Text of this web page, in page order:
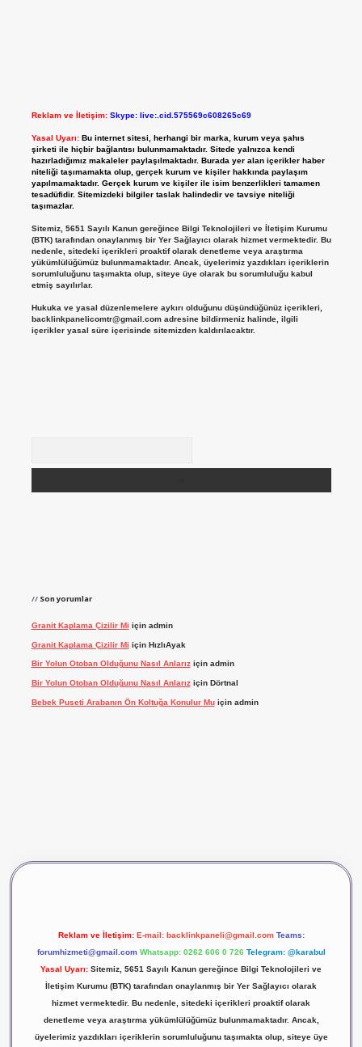
Reklam ve İletişim: Skype: live:.cid.575569c608265c69
Yasal Uyarı: Bu internet sitesi, herhangi bir marka, kurum veya şahıs
şirketi ile hiçbir bağlantısı bulunmamaktadır. Sitede yalnızca kendi
hazırladığımız makaleler paylaşılmaktadır. Burada yer alan içerikler haber
niteliği taşımamakta olup, gerçek kurum ve kişiler hakkında paylaşım
yapılmamaktadır. Gerçek kurum ve kişiler ile isim benzerlikleri tamamen
tesadüfidir. Sitemizdeki bilgiler taslak halindedir ve tavsiye niteliği
taşımazlar.
Sitemiz, 5651 Sayılı Kanun gereğince Bilgi Teknolojileri ve İletişim Kurumu
(BTK) tarafından onaylanmış bir Yer Sağlayıcı olarak hizmet vermektedir. Bu
nedenle, sitedeki içerikleri proaktif olarak denetleme veya araştırma
yükümlülüğümüz bulunmamaktadır. Ancak, üyelerimiz yazdıkları içeriklerin
sorumluluğunu taşımakta olup, siteye üye olarak bu sorumluluğu kabul
etmiş sayılırlar.
Hukuka ve yasal düzenlemelere aykırı olduğunu düşündüğünüz içerikleri,
backlinkpanelicomtr@gmail.comadresine bildirmeniz halinde, ilgili
içerikler yasal süre içerisinde sitemizden kaldırılacaktır.
Son yorumlar
Granit Kaplama Çizilir Mi için admin
Granit Kaplama Çizilir Mi için HızlıAyak
Bir Yolun Otoban Olduğunu Nasıl Anlarıziçin admin
Bir Yolun Otoban Olduğunu Nasıl Anlarıziçin Dörtnal
Bebek Puseti Arabanın Ön Koltuğa Konulur Muiçin admin
Reklam ve İletişim: E-mail: backlinkpaneli@gmail.com Teams:
forumhizmeti@gmail.com Whatsapp: 0262 606 0 726 Telegram: @karabul
Yasal Uyarı: Sitemiz, 5651 Sayılı Kanun gereğince Bilgi Teknolojileri ve
İletişim Kurumu (BTK) tarafından onaylanmış bir Yer Sağlayıcı olarak
hizmet vermektedir. Bu nedenle, sitedeki içerikleri proaktif olarak
denetleme veya araştırma yükümlülüğümüz bulunmamaktadır. Ancak,
üyelerimiz yazdıkları içeriklerin sorumluluğunu taşımakta olup, siteye üye